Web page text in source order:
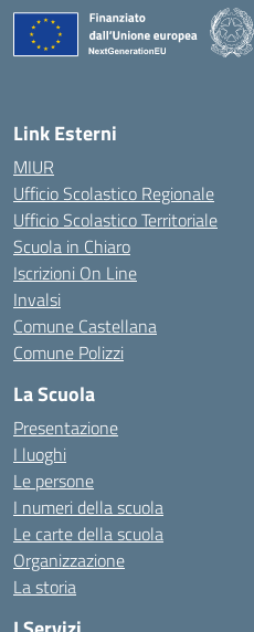
Link Esterni
MIUR
Ufficio Scolastico Regionale
Ufficio Scolastico Territoriale
Scuola in Chiaro
Iscrizioni On Line
Invalsi
Comune Castellana
Comune Polizzi
La Scuola
Presentazione
I luoghi
Le persone
I numeri della scuola
Le carte della scuola
Organizzazione
La storia